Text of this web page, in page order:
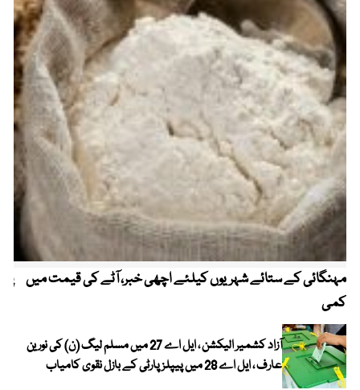
مہنگائی کے ستائے شہریوں کیلئے اچھی خبر، آٹے کی قیمت میں
کمی
آزاد کشمیر الیکشن ، ایل اے 27 میں مسلم لیگ (ن) کی نورین
عارف ، ایل اے 28 میں پیپلز پارٹی کے بازل نقوی کامیاب